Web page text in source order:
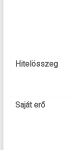
Hitelösszeg
Saját erő